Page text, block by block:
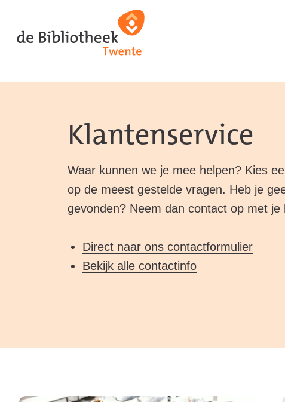
direct
content
direct
footer
naar
Klantenservice
Waar kunnen we je mee helpen? Kies
op de meest gestelde vragen. Heb je
gevonden? Neem dan contact op met je
Direct naar ons contactformulier
Bekijk alle contactinfo